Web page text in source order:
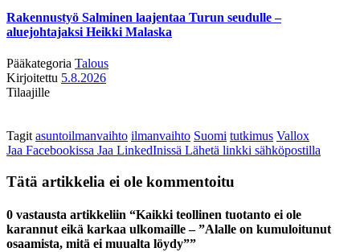
Rakennustyö Salminen laajentaa Turun seudulle –
aluejohtajaksi Heikki Malaska
Pääkategoria Talous
Kirjoitettu 5.8.2026
Tilaajille
Tagit asuntoilmanvaihto ilmanvaihto Suomi tutkimus Vallox
Jaa Facebookissa Jaa LinkedInissä Lähetä linkki sähköpostilla
Tätä artikkelia ei ole kommentoitu
0 vastausta artikkeliin “Kaikki teollinen tuotanto ei ole
karannut eikä karkaa ulkomaille – ”Alalle on kumuloitunut
osaamista, mitä ei muualta löydy””